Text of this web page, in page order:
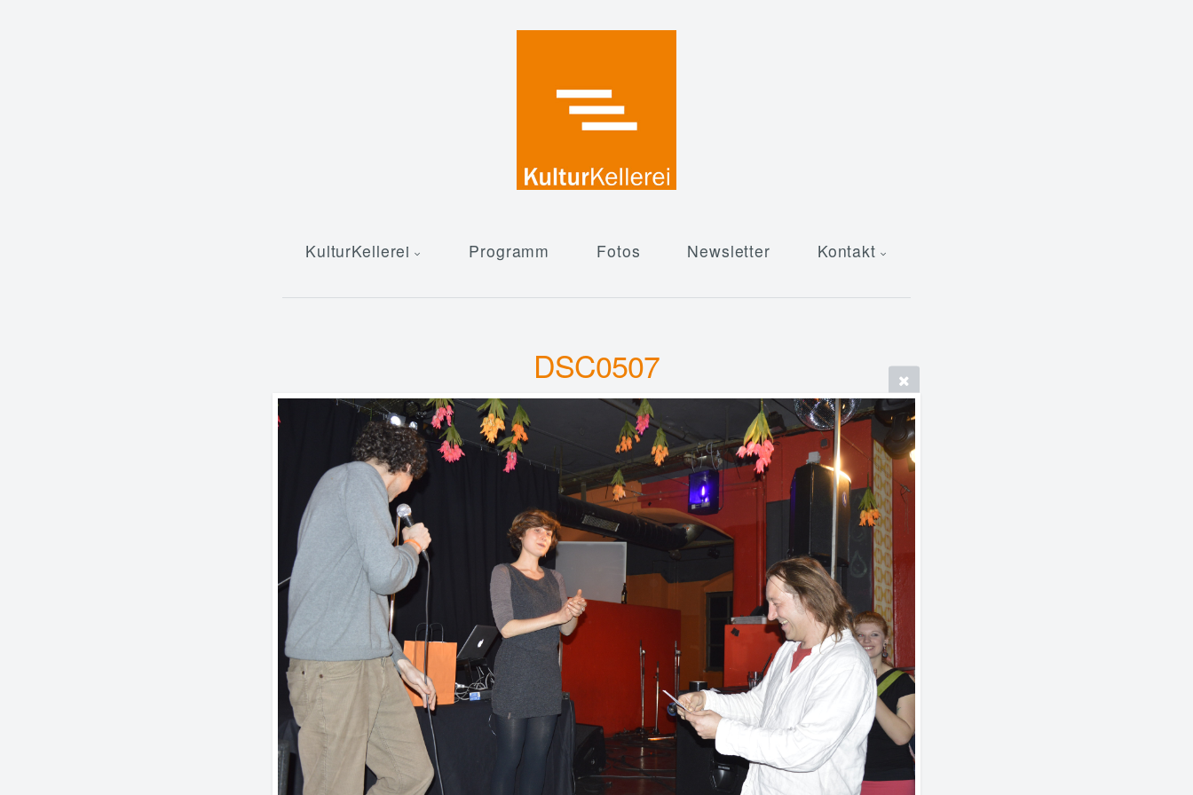
KulturKellerei Programm Fotos Newsletter Kontakt
DSC0507